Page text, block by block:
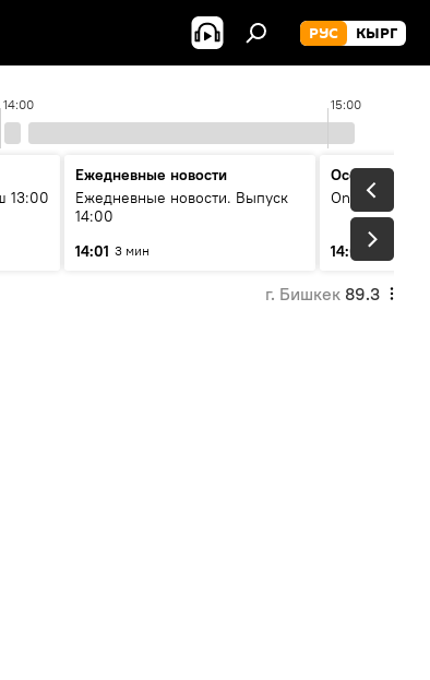
РУС КЫРГ
14:00 15:00
13:00
Ежедневные новости
Ежедневные новости. Выпуск
14:00
14:01 3 мин
Особый
On air
14:05
г. Бишкек 89.3